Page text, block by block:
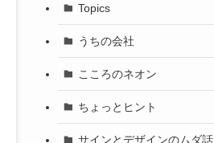
Topics
うちの会社
こころのネオン
ちょっとヒント
サインとデザインのムダ話